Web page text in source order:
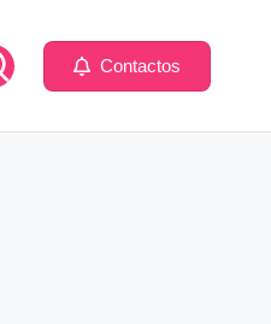
Contactos